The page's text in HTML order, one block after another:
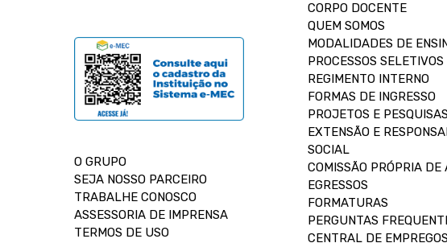
O GRUPO
SEJA NOSSO PARCEIRO
TRABALHE CONOSCO
ASSESSORIA DE IMPRENSA
TERMOS DE USO
CORPO DOCENTE
QUEM SOMOS
MODALIDADES DE
PROCESSOS SELETIVOS
REGIMENTO INTERNO
FORMAS DE INGRESSO
PROJETOS E PESQUISAS
EXTENSÃO E
SOCIAL
COMISSÃO PRÓPRIA DE
EGRESSOS
FORMATURAS
PERGUNTAS
CENTRAL DE